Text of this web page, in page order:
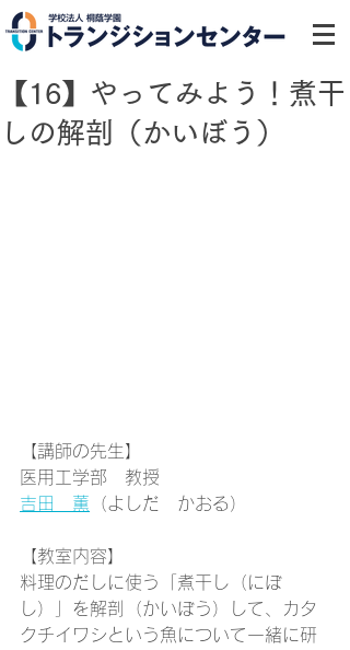
【16】やってみよう！煮干
しの解剖（かいぼう）
【講師の先生】
医用工学部　教授
吉田　薫 （よしだ　かおる）
【教室内容】
料理のだしに使う「煮干し（にぼ
し）」を解剖（かいぼう）して、カタ
クチイワシという魚について一緒に研